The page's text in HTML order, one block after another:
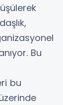
Bu
bu